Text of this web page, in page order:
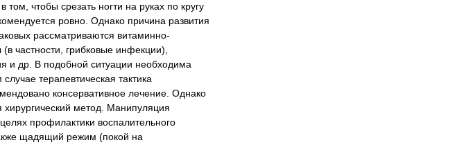
чтобы срезать ногти на руках по кругу
ровно. Однако причина развития
рассматриваются витаминно-
частности, грибковые инфекции),
и др. В подобной ситуации необходима
терапевтическая тактика
консервативное лечение. Однако
метод. Манипуляция
профилактики воспалительного
щадящий режим (покой на